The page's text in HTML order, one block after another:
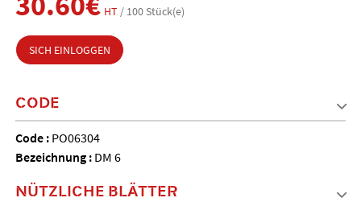
HT / 100 Stück(e)
SICH EINLOGGEN
CODE
Code : PO06304
Bezeichnung : DM 6
NÜTZLICHE BLÄTTER